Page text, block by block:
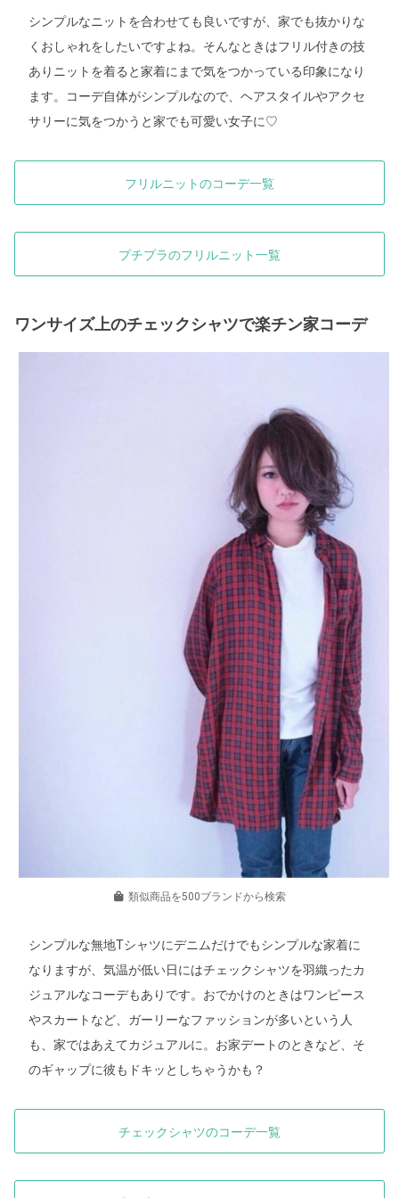
シンプルなニットを合わせても良いですが、家でも抜かりな
くおしゃれをしたいですよね。そんなときはフリル付きの技
ありニットを着ると家着にまで気をつかっている印象になり
ます。コーデ自体がシンプルなので、ヘアスタイルやアクセ
サリーに気をつかうと家でも可愛い女子に♡
フリルニットのコーデ一覧
プチプラのフリルニット一覧
ワンサイズ上のチェックシャツで楽チン家コーデ
類似商品を500ブランドから検索
シンプルな無地Tシャツにデニムだけでもシンプルな家着に
なりますが、気温が低い日にはチェックシャツを羽織ったカ
ジュアルなコーデもありです。おでかけのときはワンピース
やスカートなど、ガーリーなファッションが多いという人
も、家ではあえてカジュアルに。お家デートのときなど、そ
のギャップに彼もドキッとしちゃうかも？
チェックシャツのコーデ一覧